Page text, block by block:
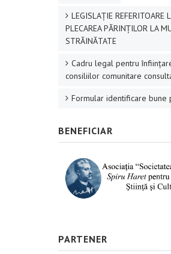
LEGISLAȚIE REFERITOARE
PLECAREA PĂRINȚILOR LA
STRĂINĂTATE
Cadru legal pentru
consiliilor comunitare
Formular identificare bune
BENEFICIAR
PARTENER